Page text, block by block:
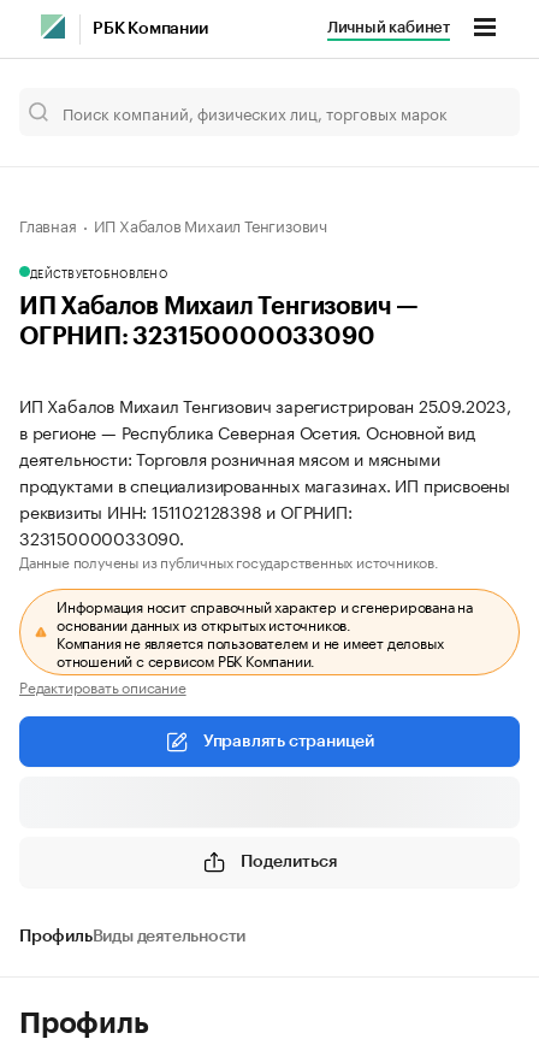
РБК Компании Личный кабинет
Главная ИП Хабалов Михаил Тенгизович
ДЕЙСТВУЕТОБНОВЛЕНО
ИП Хабалов Михаил Тенгизович —
ОГРНИП: 323150000033090
ИП Хабалов Михаил Тенгизович зарегистрирован 25.09.2023,
в регионе — Республика Северная Осетия. Основной вид
деятельности: Торговля розничная мясом и мясными
продуктами в специализированных магазинах. ИП присвоены
реквизиты ИНН: 151102128398 и ОГРНИП:
323150000033090.
Данные получены из публичных государственных источников.
Информация носит справочный характер и сгенерирована на
основании данных из открытых источников.
Компания не является пользователем и не имеет деловых
отношений с сервисом РБК Компании.
Редактировать описание
Управлять страницей
Поделиться
ПрофильВиды деятельности
Профиль